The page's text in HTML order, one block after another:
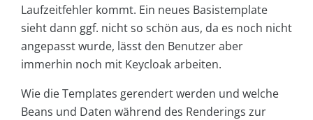
Laufzeitfehler kommt. Ein neues Basistemplate
sieht dann ggf. nicht so schön aus, da es noch nicht
angepasst wurde, lässt den Benutzer aber
immerhin noch mit Keycloak arbeiten.
Wie die Templates gerendert werden und welche
Beans und Daten während des Renderings zur